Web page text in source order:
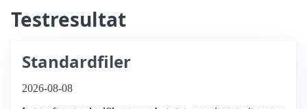
Testresultat
Standardfiler
2026-08-08